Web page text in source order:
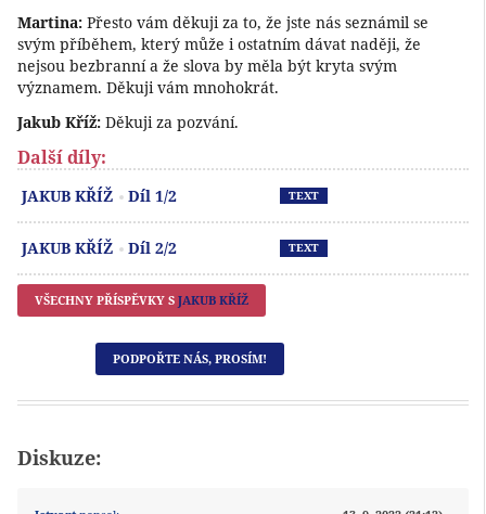
Martina: Přesto vám děkuji za to, že jste nás seznámil se
svým příběhem, který může i ostatním dávat naději, že
nejsou bezbranní a že slova by měla být kryta svým
významem. Děkuji vám mnohokrát.
Jakub Kříž: Děkuji za pozvání.
Další díly:
JAKUB KŘÍŽ Díl 1/2 TEXT
JAKUB KŘÍŽ Díl 2/2 TEXT
VŠECHNY PŘÍSPĚVKY S JAKUB KŘÍŽ
PODPOŘTE NÁS, PROSÍM!
Diskuze: